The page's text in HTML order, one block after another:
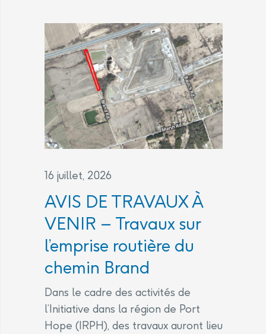
16 juillet, 2026
AVIS DE TRAVAUX À
VENIR – Travaux sur
l’emprise routière du
chemin Brand
Dans le cadre des activités de
l’Initiative dans la région de Port
Hope (IRPH), des travaux auront lieu